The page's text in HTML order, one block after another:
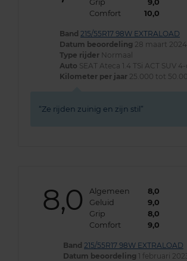
Grip
9,0
Comfort
10,0
Band 215/55R17 98W EXTRALOAD
Datum beoordeling 28 maart 2024
Type rijder Normaal
Auto SEAT Ateca 1.4 TSi ACT SUV
Kilometer per jaar 25.000 tot
Ze rijden zuinig en zijn stil
8,0 Algemeen
8,0
Geluid
9,0
Grip
8,0
Comfort
9,0
Band 215/55R17 98W EXTRALOAD
Datum beoordeling 1 februari